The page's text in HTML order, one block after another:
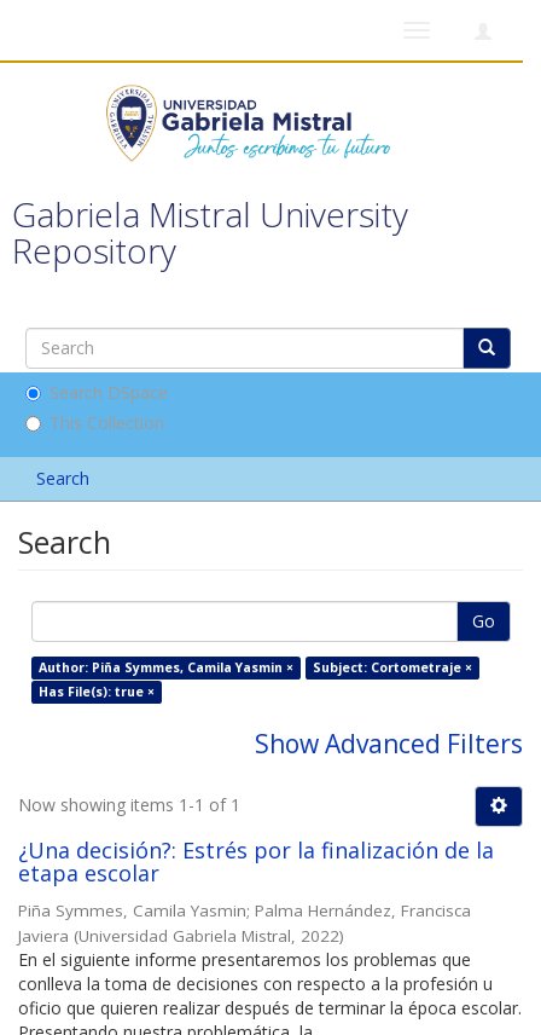
Gabriela Mistral University
Repository
Search DSpace
This Collection
Search
Search
Go
Author: Piña Symmes, Camila Yasmin ×
Subject: Cortometraje ×
Has File(s): true ×
Show Advanced Filters
Now showing items 1-1 of 1
¿Una decisión?: Estrés por la finalización de la
etapa escolar
Piña Symmes, Camila Yasmin; Palma Hernández, Francisca
Javiera (Universidad Gabriela Mistral, 2022)
En el siguiente informe presentaremos los problemas que
conlleva la toma de decisiones con respecto a la profesión u
oficio que quieren realizar después de terminar la época escolar.